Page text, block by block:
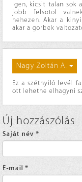
Igen, kicsit talan sok
jobb felsotol
nehezen. Akar a
akar a gorbek
Nagy Zoltán A.
Ez a szétnyíló levél
ott lehetne elhagyni
Új hozzászólás
Saját név *
E-mail *